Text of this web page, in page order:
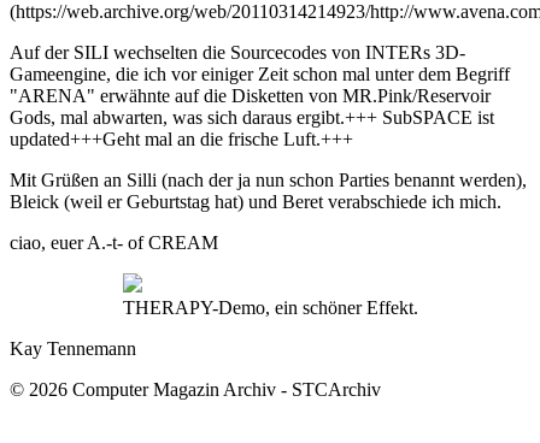
(https://web.archive.org/web/20110314214923/http://
Auf der SILI wechselten die Sourcecodes von INTERs 3D-
Gameengine, die ich vor einiger Zeit schon mal unter dem Begriff
"ARENA" erwähnte auf die Disketten von MR.Pink/Reservoir
Gods, mal abwarten, was sich daraus ergibt.+++ SubSPACE ist
updated+++Geht mal an die frische Luft.+++
Mit Grüßen an Silli (nach der ja nun schon Parties benannt werden),
Bleick (weil er Geburtstag hat) und Beret verabschiede ich mich.
ciao, euer A.-t- of CREAM
THERAPY-Demo, ein schöner Effekt.
Kay Tennemann
© 2026 Computer Magazin Archiv - STCArchiv